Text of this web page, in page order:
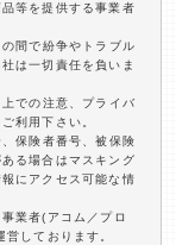
等を提供する事業者
間で紛争やトラブル
は一切責任を負いま
での注意、プライバ
利用下さい。
保険者番号、被保険
る場合はマスキング
にアクセス可能な情
業者(アコム／プロ
しております。